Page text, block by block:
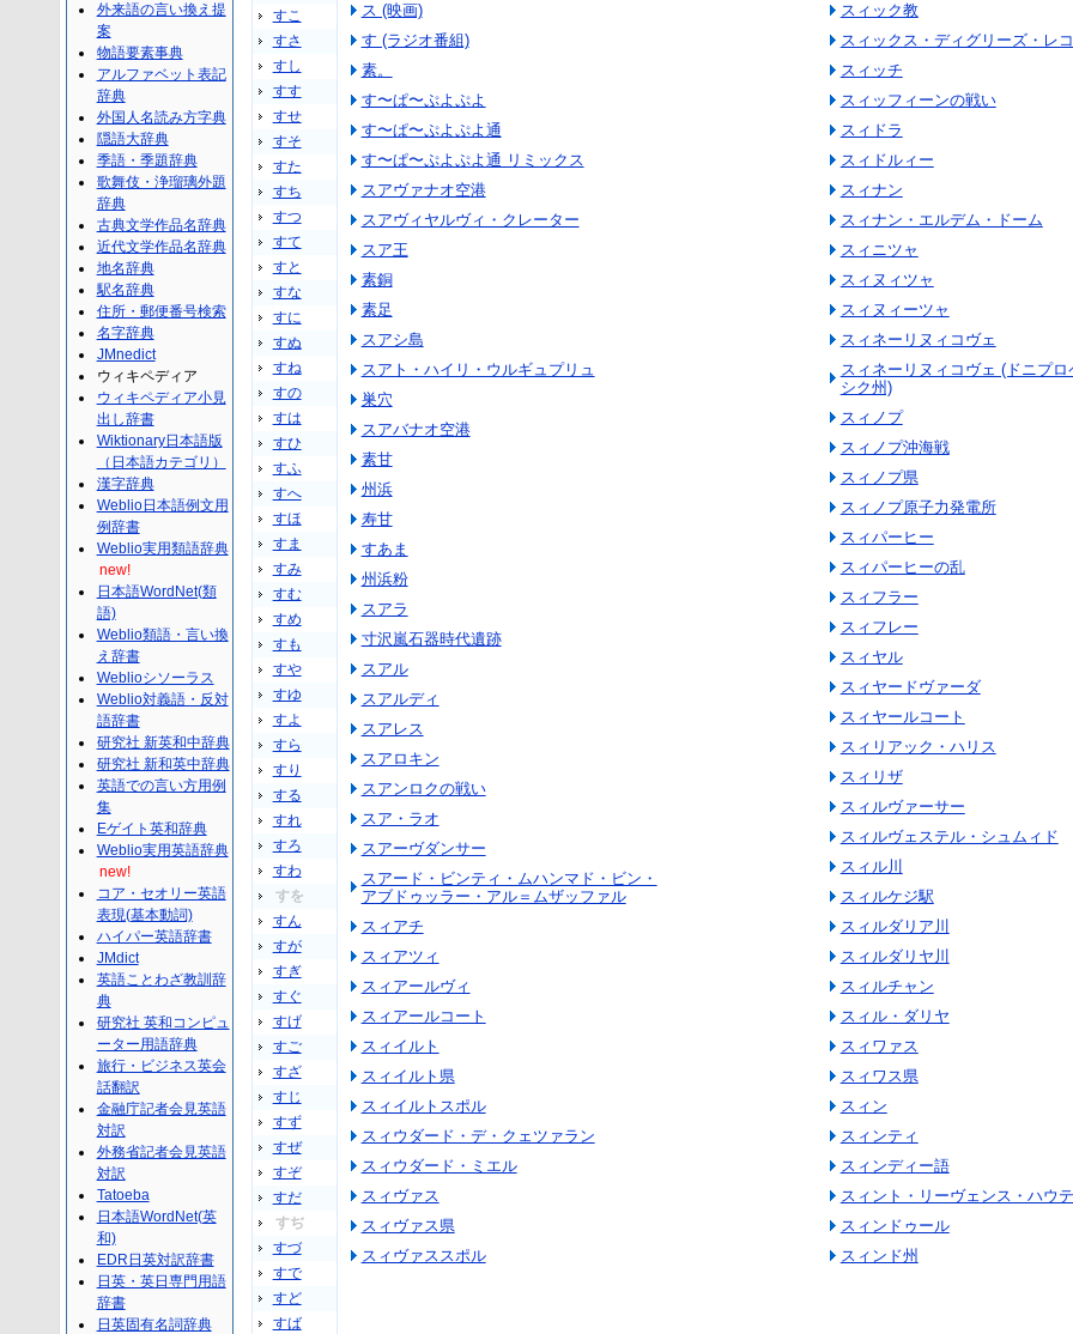
すこ
すさ
すし
すす
すせ
すそ
すた
すち
すつ
すて
すと
すな
すに
すぬ
すね
すの
すは
すひ
すふ
すへ
すほ
すま
すみ
すむ
すめ
すも
すや
すゆ
すよ
すら
すり
する
すれ
すろ
すわ
すを
すん
すが
すぎ
すぐ
すげ
すご
すざ
すじ
すず
すぜ
すぞ
すだ
すぢ
すづ
すで
すど
すば
ス (映画)
す (ラジオ番組)
素。
す〜ぱ〜ぷよぷよ
す〜ぱ〜ぷよぷよ通
す〜ぱ〜ぷよぷよ通 リミックス
スアヴァナオ空港
スアヴィヤルヴィ・クレーター
スア王
素銅
素足
スアシ島
スアト・ハイリ・ウルギュプリュ
巣穴
スアバナオ空港
素甘
州浜
寿甘
すあま
州浜粉
スアラ
寸沢嵐石器時代遺跡
スアル
スアルディ
スアレス
スアロキン
スアンロクの戦い
スア・ラオ
スアーヴダンサー
スアード・ビンティ・ムハンマド・ビン・
アブドゥッラー・アル＝ムザッファル
スィアチ
スィアツィ
スィアールヴィ
スィアールコート
スィイルト
スィイルト県
スィイルトスポル
スィウダード・デ・クェツァラン
スィウダード・ミエル
スィヴァス
スィヴァス県
スィヴァススポル
スィック教
スィックス・ディグリーズ・レ
スィッチ
スィッフィーンの戦い
スィドラ
スィドルィー
スィナン
スィナン・エルデム・ドーム
スィニツャ
スィヌィツャ
スィヌィーツャ
スィネーリヌィコヴェ
スィネーリヌィコヴェ (ドニプロ
シク州)
スィノプ
スィノプ沖海戦
スィノプ県
スィノプ原子力発電所
スィパーヒー
スィパーヒーの乱
スィフラー
スィフレー
スィヤル
スィヤードヴァーダ
スィヤールコート
スィリアック・ハリス
スィリザ
スィルヴァーサー
スィルヴェステル・シュムィド
スィル川
スィルケジ駅
スィルダリア川
スィルダリヤ川
スィルチャン
スィル・ダリヤ
スィワァス
スィワス県
スィン
スィンティ
スィンディー語
スィント・リーヴェンス・ハウ
スィンドゥール
スィンド州
外来語の言い換え提
案
物語要素事典
アルファベット表記
辞典
外国人名読み方字典
隠語大辞典
季語・季題辞典
歌舞伎・浄瑠璃外題
辞典
古典文学作品名辞典
近代文学作品名辞典
地名辞典
駅名辞典
住所・郵便番号検索
名字辞典
JMnedict
ウィキペディア
ウィキペディア小見
出し辞書
Wiktionary日本語版
（日本語カテゴリ）
漢字辞典
Weblio日本語例文用
例辞書
Weblio実用類語辞典
new!
日本語WordNet(類
語)
Weblio類語・言い換
え辞書
Weblioシソーラス
Weblio対義語・反対
語辞書
研究社 新英和中辞典
研究社 新和英中辞典
英語での言い方用例
集
Eゲイト英和辞典
Weblio実用英語辞典
new!
コア・セオリー英語
表現(基本動詞)
ハイパー英語辞書
JMdict
英語ことわざ教訓辞
典
研究社 英和コンピュ
ーター用語辞典
旅行・ビジネス英会
話翻訳
金融庁記者会見英語
対訳
外務省記者会見英語
対訳
Tatoeba
日本語WordNet(英
和)
EDR日英対訳辞書
日英・英日専門用語
辞書
日英固有名詞辞典